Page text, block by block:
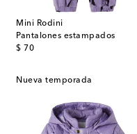
Mini Rodini
Pantalones estampados
$ 70
original price
Nueva temporada